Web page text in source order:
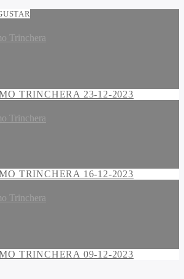
Trinchera
TRINCHERA 23-12-2023
Trinchera
TRINCHERA 16-12-2023
Trinchera
TRINCHERA 09-12-2023